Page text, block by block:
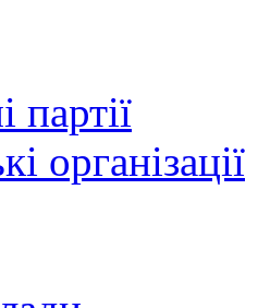
партії
організації